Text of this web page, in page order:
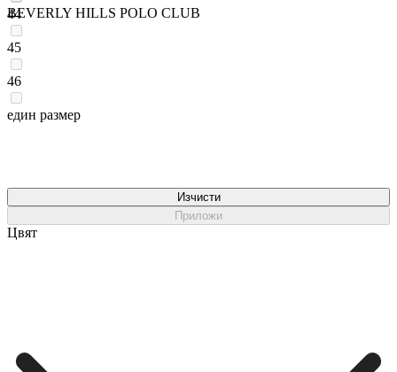
44
45
46
един размер
BEVERLY HILLS POLO CLUB
Изчисти
Приложи
Цвят